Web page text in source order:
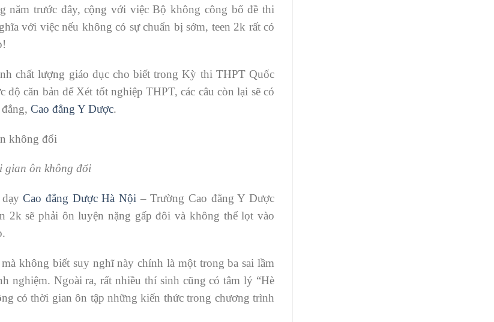
trước đây, cộng với việc Bộ không công bố đề thi
với việc nếu không có sự chuẩn bị sớm, teen 2k rất có
chất lượng giáo dục cho biết trong Kỳ thi THPT Quốc
căn bản để Xét tốt nghiệp THPT, các câu còn lại sẽ có
Cao đẳng Y Dược.
gian ôn không đổi
dạyCao đẳng Dược Hà Nội – Trường Cao đẳng Y Dược
2k sẽ phải ôn luyện nặng gấp đôi và không thể lọt vào
không biết suy nghĩ này chính là một trong ba sai lầm
nghiệm. Ngoài ra, rất nhiều thí sinh cũng có tâm lý “Hè
có thời gian ôn tập những kiến thức trong chương trình